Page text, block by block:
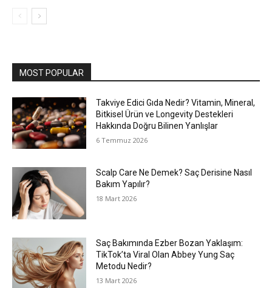
MOST POPULAR
Takviye Edici Gıda Nedir? Vitamin, Mineral,
Bitkisel Ürün ve Longevity Destekleri
Hakkında Doğru Bilinen Yanlışlar
6 Temmuz 2026
Scalp Care Ne Demek? Saç Derisine Nasıl
Bakım Yapılır?
18 Mart 2026
Saç Bakımında Ezber Bozan Yaklaşım:
TikTok’ta Viral Olan Abbey Yung Saç
Metodu Nedir?
13 Mart 2026